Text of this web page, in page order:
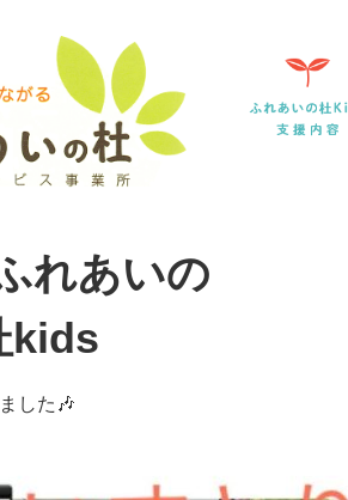
れあいの
kids
した🎶